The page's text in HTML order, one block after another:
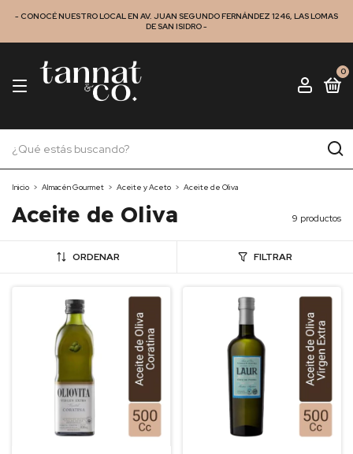
- CONOCÉ NUESTRO LOCAL EN AV. JUAN SEGUNDO FERNÁNDEZ 1246, LAS LOMAS
DE SAN ISIDRO -
0
Inicio > Almacén Gourmet > Aceite y Aceto > Aceite de Oliva
Aceite de Oliva 9 productos
ORDENAR FILTRAR